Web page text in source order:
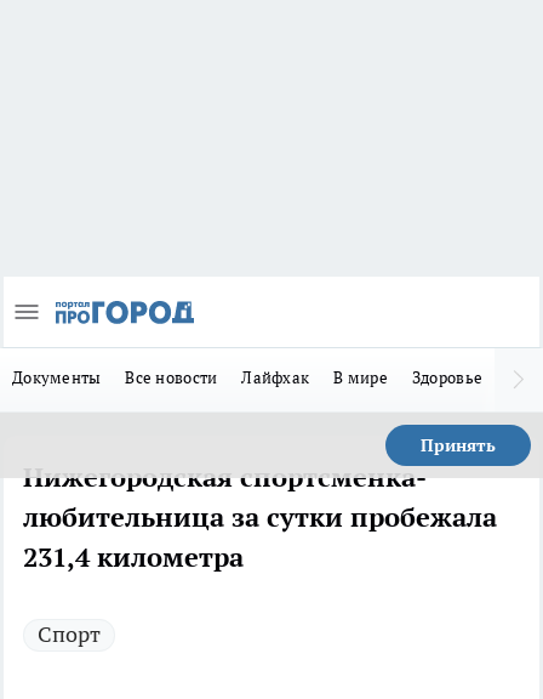
Документы Все новости Лайфхак В мире Здоровье
Принять
Нижегородская спортсменка-
любительница за сутки пробежала
231,4 километра
Спорт